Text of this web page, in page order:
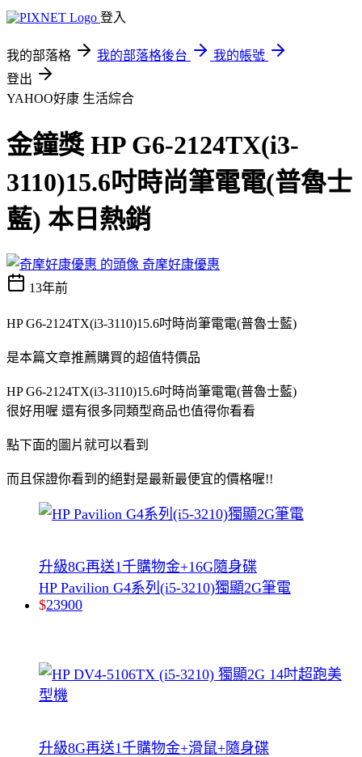
登入
我的部落格 我的部落格後台
我的帳號
登出
YAHOO好康 生活綜合
金鐘獎 HP G6-2124TX(i3-
3110)15.6吋時尚筆電電(普魯士
藍) 本日熱銷
奇摩好康優惠
13年前
HP G6-2124TX(i3-3110)15.6吋時尚筆電電(普魯士藍)
是本篇文章推薦購買的超值特價品
HP G6-2124TX(i3-3110)15.6吋時尚筆電電(普魯士藍)
很好用喔 還有很多同類型商品也值得你看看
點下面的圖片就可以看到
而且保證你看到的絕對是最新最便宜的價格喔!!
升級8G再送1千購物金+16G隨身碟
HP Pavilion G4系列(i5-3210)獨顯2G筆電
$23900
升級8G再送1千購物金+滑鼠+隨身碟